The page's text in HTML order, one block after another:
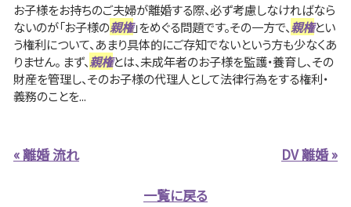
お子様をお持ちのご夫婦が離婚する際、必ず考慮しなければなら
ないのが「お子様の親権」をめぐる問題です。その一方で、親権とい
う権利について、あまり具体的にご存知でないという方も少なくあ
りません。 まず、親権とは、未成年者のお子様を監護・養育し、その
財産を管理し、そのお子様の代理人として法律行為をする権利・
義務のことを...
« 離婚 流れ DV 離婚 »
一覧に戻る